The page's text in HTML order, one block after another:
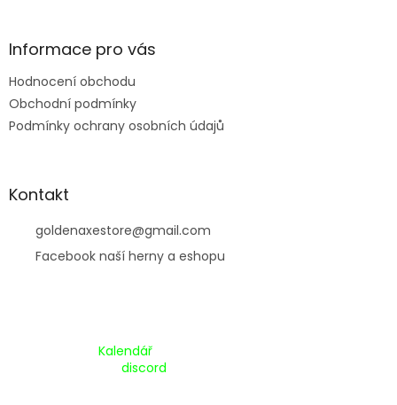
Informace pro vás
Hodnocení obchodu
Obchodní podmínky
Podmínky ochrany osobních údajů
Kontakt
goldenaxestore@gmail.com
Facebook naší herny a eshopu
Kalendář
discord